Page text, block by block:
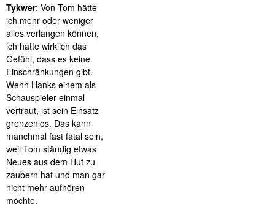
Tykwer: Von Tom hätte
ich mehr oder weniger
alles verlangen können,
ich hatte wirklich das
Gefühl, dass es keine
Einschränkungen gibt.
Wenn Hanks einem als
Schauspieler einmal
vertraut, ist sein Einsatz
grenzenlos. Das kann
manchmal fast fatal sein,
weil Tom ständig etwas
Neues aus dem Hut zu
zaubern hat und man gar
nicht mehr aufhören
möchte.